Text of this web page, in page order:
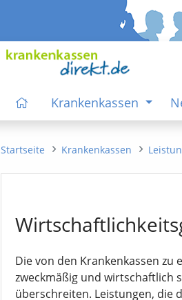
Krankenkassen
Startseite Krankenkassen
Die von den Krankenkassen
zweckmäßig und wirtschaftlich
überschreiten. Leistungen, die